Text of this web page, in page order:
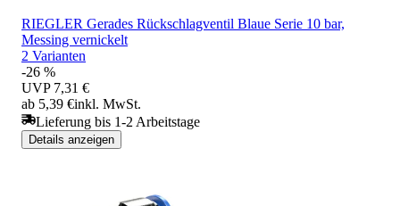
RIEGLER Gerades Rückschlagventil Blaue Serie 10 bar,
Messing vernickelt
2 Varianten
-26 %
UVP 7,31 €
ab 5,39 €inkl. MwSt.
Lieferung bis 1-2 Arbeitstage
Details anzeigen